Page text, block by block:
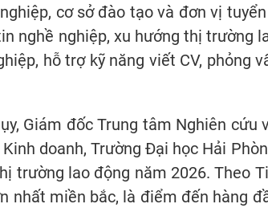
cơ sở đào tạo và đơn vị
nghề nghiệp, xu hướng thị trường
hỗ trợ kỹ năng viết CV, phỏng
Giám đốc Trung tâm Nghiên cứu
doanh, Trường Đại học Hải
trường lao động năm 2026. Theo
nhất miền bắc, là điểm đến hàng